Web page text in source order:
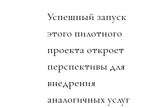
Успешный запуск
этого пилотного
проекта откроет
перспективы для
внедрения
аналогичных услуг